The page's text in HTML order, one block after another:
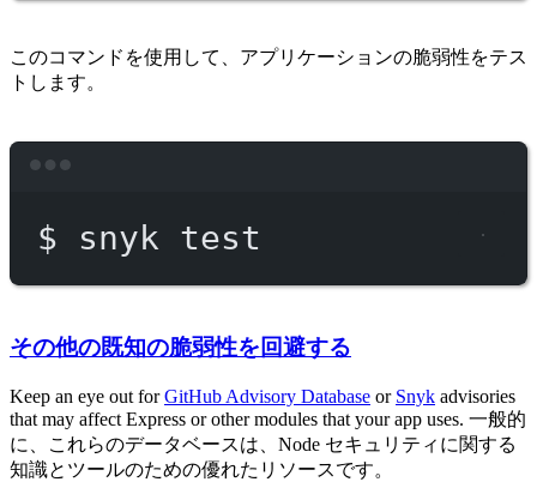
このコマンドを使用して、アプリケーションの脆弱性をテス
トします。
$ snyk test
その他の既知の脆弱性を回避する
Keep an eye out forGitHub Advisory Database or Snyk advisories
that may affect Express or other modules that your app uses. 一般的
に、これらのデータベースは、Node セキュリティに関する
知識とツールのための優れたリソースです。